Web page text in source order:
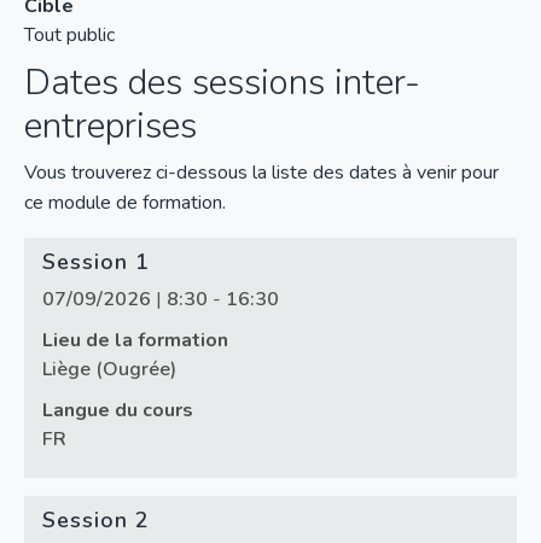
Cible
Tout public
Dates des sessions inter-
entreprises
Vous trouverez ci-dessous la liste des dates à venir pour
ce module de formation.
Session 1
07/09/2026 | 8:30 - 16:30
Lieu de la formation
Liège (Ougrée)
Langue du cours
FR
Session 2